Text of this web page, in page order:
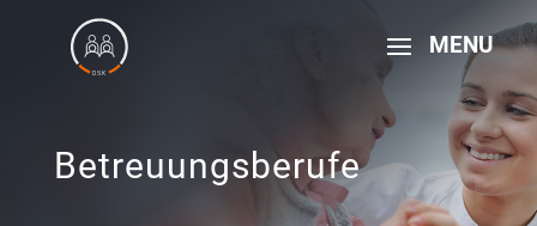
Betreuungsberufe